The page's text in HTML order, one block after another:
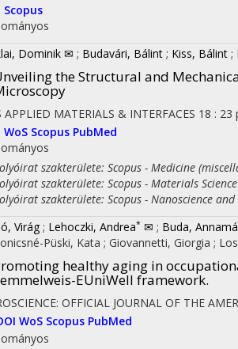
Scopus
Dominik ✉ ; Budavári, Bálint ; Kiss, Bálint ;
the Structural and
APPLIED MATERIALS & INTERFACES 18 : 23
WoS Scopus PubMed
szakterülete: Scopus - Medicine
szakterülete: Scopus - Materials
szakterülete: Scopus - Nanoscience
Virág ; Lehoczki, Andrea* ✉ ; Buda,
Püski, Kata ; Giovannetti, Giorgia ;
healthy aging in
EUniWell framework.
OFFICIAL JOURNAL OF THE
WoS Scopus PubMed